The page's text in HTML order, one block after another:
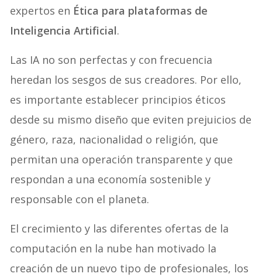
expertos en Ética para plataformas de
Inteligencia Artificial.
Las IA no son perfectas y con frecuencia
heredan los sesgos de sus creadores. Por ello,
es importante establecer principios éticos
desde su mismo diseño que eviten prejuicios de
género, raza, nacionalidad o religión, que
permitan una operación transparente y que
respondan a una economía sostenible y
responsable con el planeta.
El crecimiento y las diferentes ofertas de la
computación en la nube han motivado la
creación de un nuevo tipo de profesionales, los